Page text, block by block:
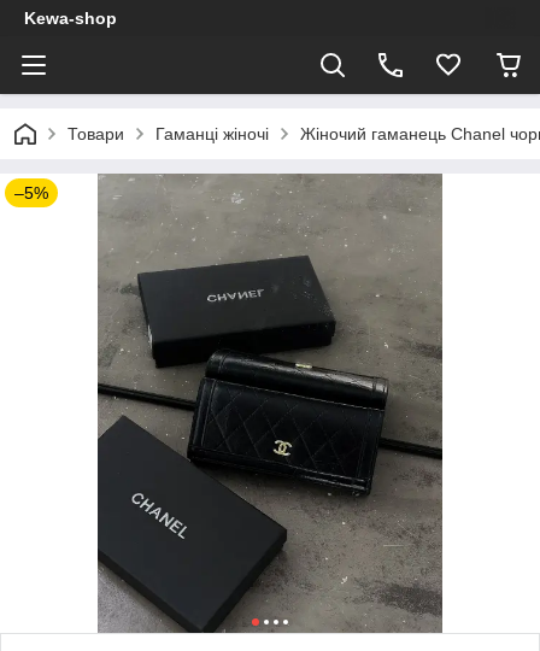
Kewa-shop
Товари Гаманці жіночі Жіночий гаманець Chanel
–5%